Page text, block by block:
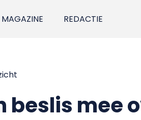
MAGAZINE REDACTIE
beslis mee